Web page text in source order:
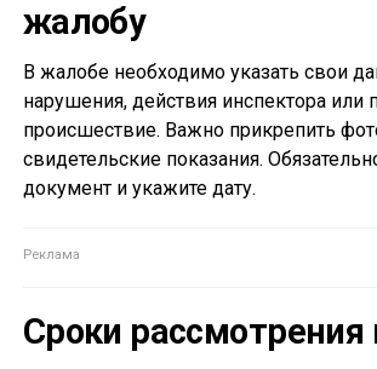
жалобу
В жалобе необходимо указать свои
нарушения, действия инспектора
происшествие. Важно прикрепить
свидетельские показания.
документ и укажите дату.
Сроки рассмотрения